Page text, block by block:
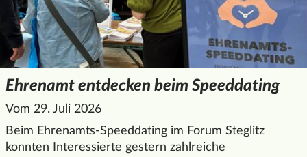
Ehrenamt entdecken beim Speeddating
Vom 29. Juli 2026
Beim Ehrenamts-Speeddating im Forum Steglitz
konnten Interessierte gestern zahlreiche